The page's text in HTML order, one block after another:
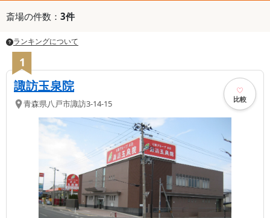
斎場の件数： 3件
ランキングについて
1
諏訪玉泉院
青森県八戸市諏訪3-14-15 比較